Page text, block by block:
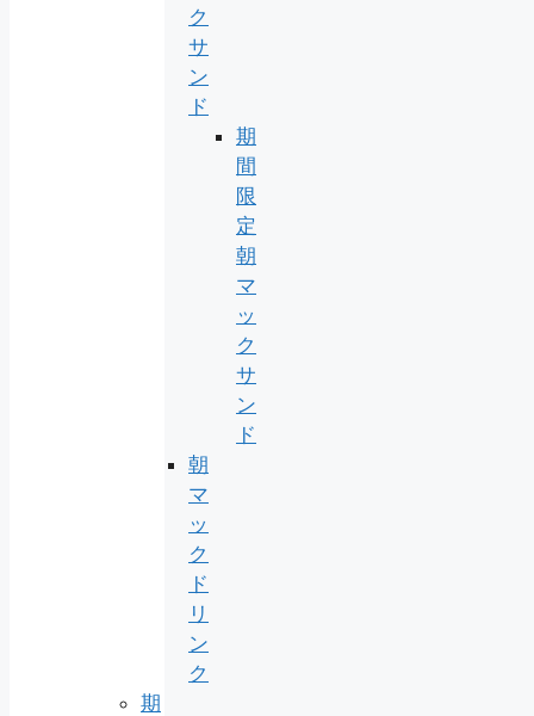
ク
サ
ン
ド
期
間
限
定
朝
マ
ッ
ク
サ
ン
ド
朝
マ
ッ
ク
ド
リ
ン
ク
期